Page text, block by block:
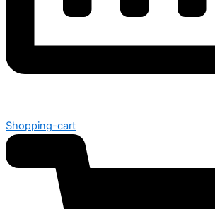
Shopping-cart